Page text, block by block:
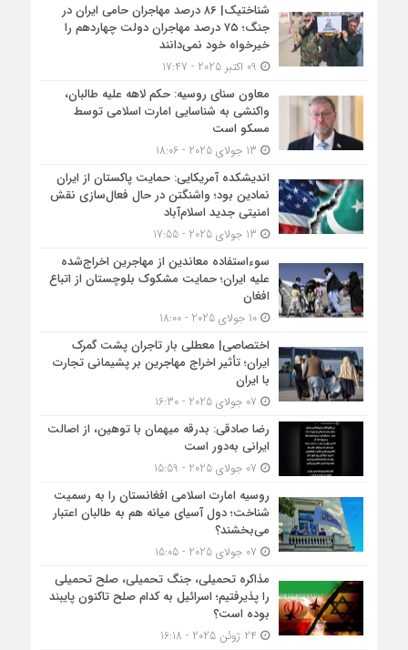
شناختیک| ۸۶ درصد مهاجران حامی ایران در
جنگ؛ ۷۵ درصد مهاجران دولت چهاردهم را
خیرخواه خود نمی‌دانند
معاون سنای روسیه: حکم لاهه علیه طالبان،
واکنشی به شناسایی امارت اسلامی توسط
مسکو است
اندیشکده آمریکایی: حمایت پاکستان از ایران
نمادین بود؛ واشنگتن در حال فعال‌سازی نقش
امنیتی جدید اسلام‌آباد
سوءاستفاده معاندین از مهاجرین اخراج‌شده
علیه ایران؛ حمایت مشکوک بلوچستان از اتباع
افغان
10 جولای 2025 - 18:00
اختصاصی| معطلی بار تاجران پشت گمرک
ایران؛ تأثیر اخراج مهاجرین بر پشیمانی تجارت
با ایران
رضا صادقی: بدرقه میهمان با توهین، از اصالت
ایرانی به‌دور است
روسیه امارت اسلامی افغانستان را به رسمیت
شناخت؛ دول آسیای میانه هم به طالبان اعتبار
می‎‌بخشند؟
مذاکره تحمیلی، جنگ تحمیلی، صلح تحمیلی
را پذیرفتیم؛ اسرائیل به کدام صلح تاکنون پایبند
بوده است؟